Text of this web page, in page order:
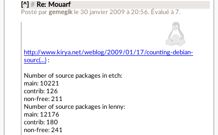
[^] # Re: Mouarf
Posté par gemegik le 30 janvier 2009 à 20:56. Évalué à 7.
http://www.kirya.net/weblog/2009/01/17/counting-debian-
sourc(...):
Number of source packages in etch:
main: 10221
contrib: 126
non-free: 211
Number of source packages in lenny:
main: 12176
contrib: 180
non-free: 241